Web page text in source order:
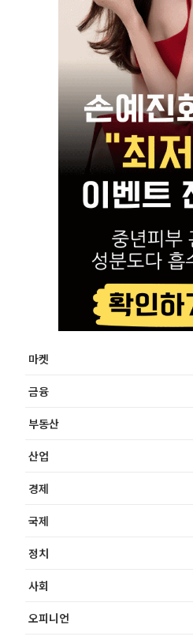
마켓
금융
부동산
산업
경제
국제
정치
사회
오피니언